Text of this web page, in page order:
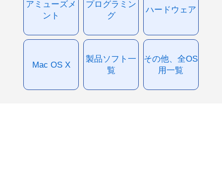
アミューズメ
ント
プログラミン
グ
ハードウェア
Mac OS X
製品ソフト一
覧
その他、全OS
用一覧